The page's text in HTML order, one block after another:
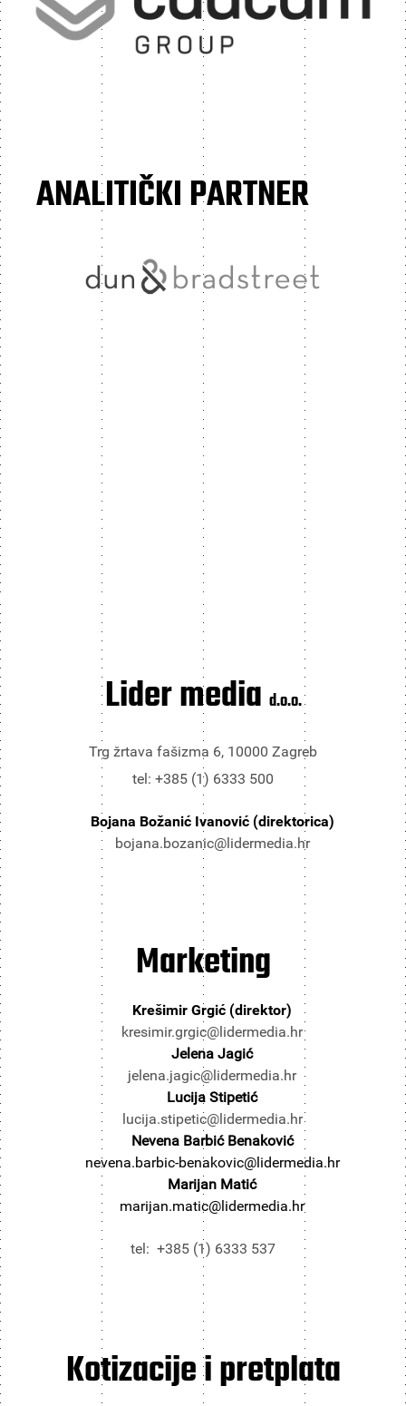
ANALITIČKI PARTNER
Lider media d.o.o.
Trg žrtava fašizma 6, 10000 Zagreb
tel: +385 (1) 6333 500
Bojana Božanić Ivanović (direktorica)
bojana.bozanic@lidermedia.hr
Marketing
Krešimir Grgić (direktor)
kresimir.grgic@lidermedia.hr
Jelena Jagić
jelena.jagic@lidermedia.hr
Lucija Stipetić
lucija.stipetic@lidermedia.hr
Nevena Barbić Benaković
nevena.barbic-benakovic@lidermedia.hr
Marijan Matić
marijan.matic@lidermedia.hr
tel: +385 (1) 6333 537
Kotizacije i pretplata